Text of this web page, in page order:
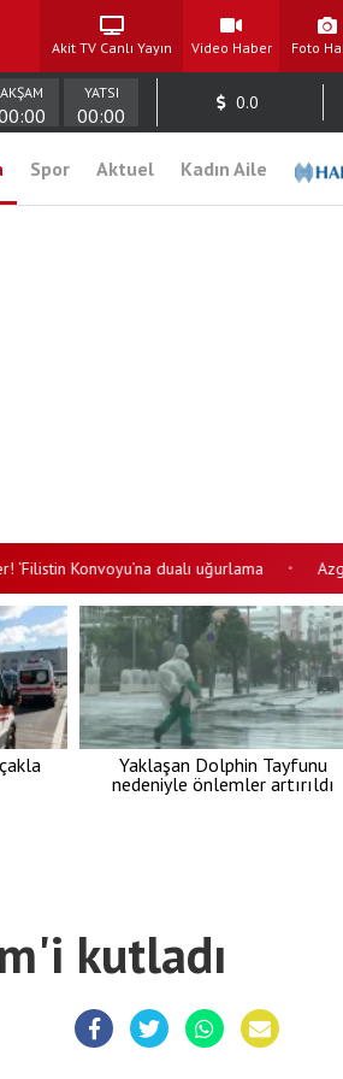
Akit TV Canlı Yayın Video Haber Foto
AKŞAM YATSI
00:00
0.0
Spor Aktuel Kadın Aile
Konvoyu’na dualı uğurlama • Azgın
Yaklaşan Dolphin Tayfunu
nedeniyle önlemler artırıldı
kutladı